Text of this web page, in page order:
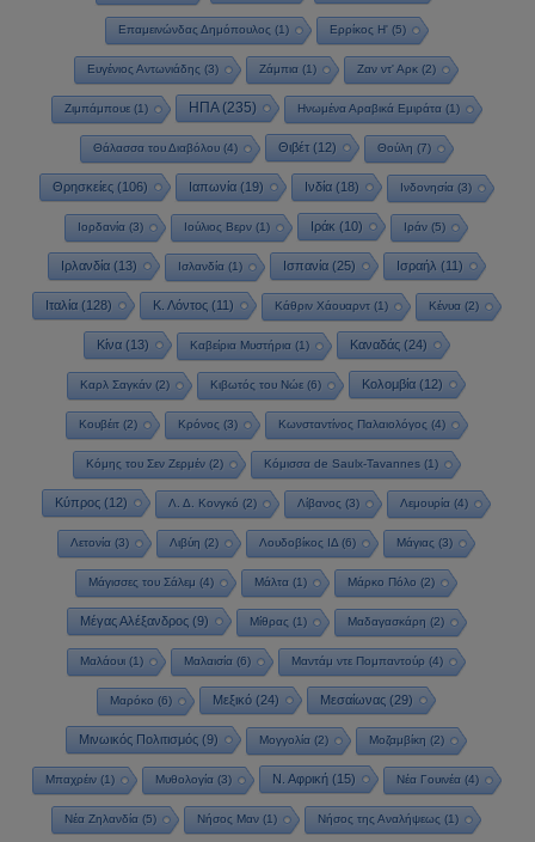
Επαμεινώνδας Δημόπουλος (1) Ερρίκος Η'(5)
Ευγένιος Αντωνιάδης (3) Ζάμπια (1) Ζαν ντ' Αρκ (2)
Ζιμπάμπουε(1) ΗΠΑ(235) Ηνωμένα Αραβικά Εμιράτα(1)
Θάλασσα του Διαβόλου(4) Θιβέτ(12) Θούλη (7)
Θρησκείες(106) Ιαπωνία(19) Ινδία(18) Ινδονησία(3)
Ιορδανία (3) Ιούλιος Βερν (1) Ιράκ (10) Ιράν (5)
Ιρλανδία(13) Ισλανδία(1) Ισπανία(25) Ισραήλ (11)
Ιταλία(128) Κ. Λόντος(11) Κάθριν Χάουαρντ(1) Κένυα(2)
Κίνα(13) Καβείρια Μυστήρια(1) Καναδάς(24)
Καρλ Σαγκάν (2) Κιβωτός του Νώε (6) Κολομβία (12)
Κουβέιτ(2) Κρόνος (3) Κωνσταντίνος Παλαιολόγος (4)
Κόμης του Σεν Ζερμέν(2) Κόμισσα de Saulx-Tavannes(1)
Κύπρος (12) Λ. Δ. Κονγκό (2) Λίβανος (3) Λεμουρία (4)
Λετονία (3) Λιβύη (2) Λουδοβίκος ΙΔ (6) Μάγιας (3)
Μάγισσες του Σάλεμ (4) Μάλτα (1) Μάρκο Πόλο (2)
Μέγας Αλέξανδρος(9) Μίθρας (1) Μαδαγασκάρη (2)
Μαλάουι (1) Μαλαισία (6) Μαντάμ ντε Πομπαντούρ (4)
Μαρόκο (6) Μεξικό (24) Μεσαίωνας (29)
Μινωικός Πολιτισμός (9) Μογγολία (2) Μοζαμβίκη (2)
Μπαχρέιν(1) Μυθολογία(3) Ν. Αφρική(15) Νέα Γουινέα(4)
Νέα Ζηλανδία (5) Νήσος Μαν (1) Νήσος της Αναλήψεως (1)